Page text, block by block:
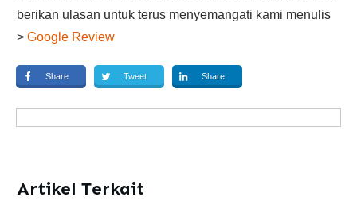
berikan ulasan untuk terus menyemangati kami menulis
> Google Review
Share Tweet Share
Artikel Terkait